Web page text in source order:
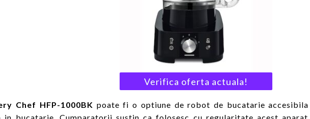
Verifica oferta actuala!
Chef HFP-1000BK poate fi o optiune de robot de bucatarie